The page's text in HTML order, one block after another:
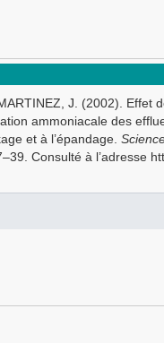
J. (2002). Effet
ammoniacale des
et à l’épandage.
Consulté à l’adresse